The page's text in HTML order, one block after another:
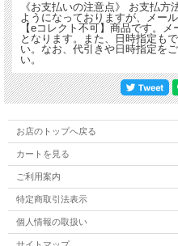
★もうバッグの置き場
サイズ：約43mm×7ｍｍ
材 質：亜鉛合金
耐荷重：3ｋｇ
さくらプロダクション承認済み
静岡県静岡市承認済み
《お支払いの注意点》 お支払
ようになっておりますが、メー
【eコレクト不可】商品です。
となります。また、日時指定も
い。なお、代引きや日時指定を
い。
お店のトップへ戻る
カートを見る
ご利用案内
特定商取引法表示
個人情報の取扱い